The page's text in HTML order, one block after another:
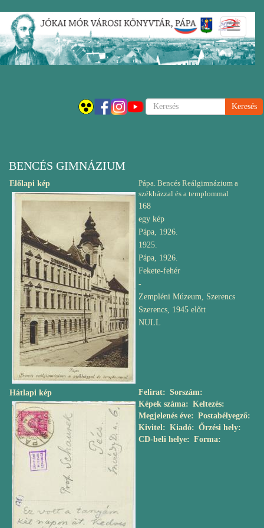
Ugrás
tartalomra
Keresés
BENCÉS GIMNÁZIUM
Előlapi kép
Hátlapi kép Felirat
Pápa. Bencés Reálgimnázium a
székházzal és a templommal
Sorszám
168
Képek száma
egy kép
Keltezés
Pápa, 1926.
Megjelenés éve
1925.
Postabélyegző
Pápa, 1926.
Kivitel
Fekete-fehér
Kiadó
-
Őrzési hely
Zempléni Múzeum, Szerencs
CD-beli helye
Szerencs, 1945 előtt
Forma
NULL